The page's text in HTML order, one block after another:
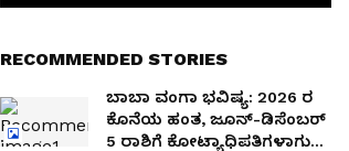
RECOMMENDED STORIES
ಬಾಬಾ ವಂಗಾ ಭವಿಷ್ಯ: 2026 ರ
ಕೊನೆಯ ಹಂತ, ಜೂನ್-ಡಿಸೆಂಬರ್
5 ರಾಶಿಗೆ ಕೋಟ್ಯಾಧಿಪತಿಗಳಾಗುವ